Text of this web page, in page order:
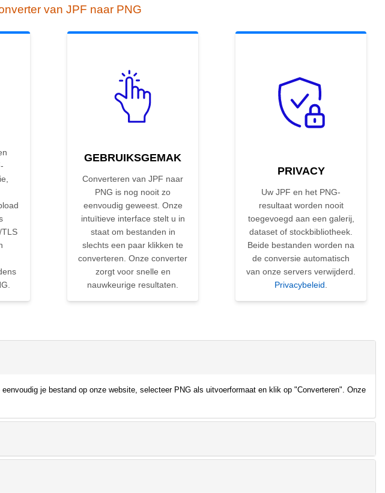
van JPF naar PNG
GEBRUIKSGEMAK
Converteren van JPF naar
PNG is nog nooit zo
eenvoudig geweest. Onze
intuïtieve interface stelt u in
staat om bestanden in
slechts een paar klikken te
converteren. Onze converter
zorgt voor snelle en
nauwkeurige resultaten.
PRIVACY
Uw JPF en het PNG-
resultaat worden nooit
toegevoegd aan een galerij,
dataset of stockbibliotheek.
Beide bestanden worden na
de conversie automatisch
van onze servers verwijderd.
Privacybeleid
je bestand op onze website, selecteer PNG als uitvoerformaat en klik op "Converteren". Onze